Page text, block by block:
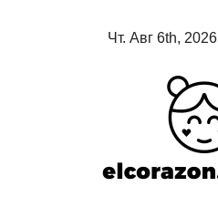
Чт. Авг 6th, 2026